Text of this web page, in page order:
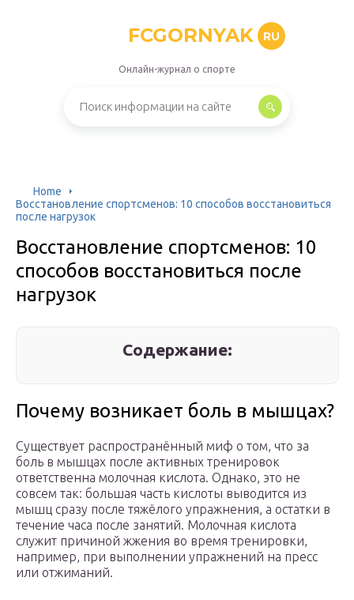
FCGORNYAK RU
Онлайн-журнал о спорте
Home
Восстановление спортсменов: 10 способов восстановиться
после нагрузок
Восстановление спортсменов: 10
способов восстановиться после
нагрузок
Содержание:
Почему возникает боль в мышцах?
Существует распространённый миф о том, что за
боль в мышцах после активных тренировок
ответственна молочная кислота. Однако, это не
совсем так: большая часть кислоты выводится из
мышц сразу после тяжёлого упражнения, а остатки в
течение часа после занятий. Молочная кислота
служит причиной жжения во время тренировки,
например, при выполнении упражнений на пресс
или отжиманий.